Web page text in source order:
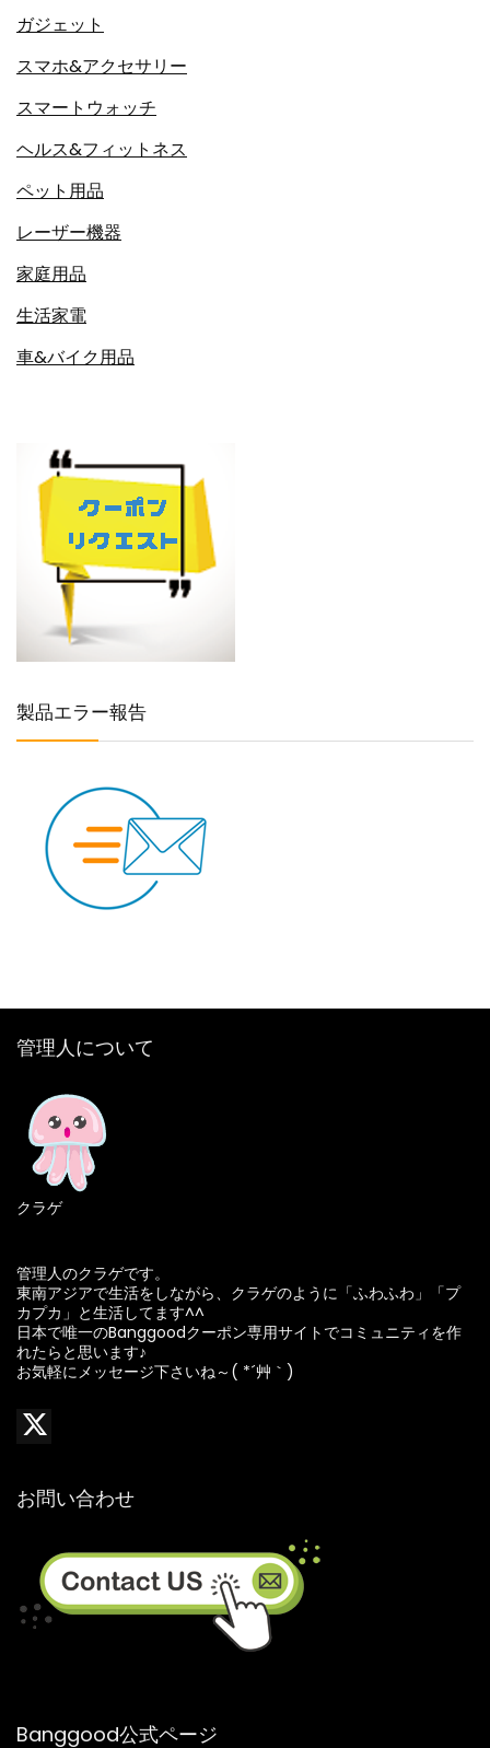
ガジェット
スマホ&アクセサリー
スマートウォッチ
ヘルス&フィットネス
ペット用品
レーザー機器
家庭用品
生活家電
車&バイク用品
製品エラー報告
管理人について
クラゲ
管理人のクラゲです。
東南アジアで生活をしながら、クラゲのように「ふわふわ」「プ
カプカ」と生活してます^^
日本で唯一のBanggoodクーポン専用サイトでコミュニティを作
れたらと思います♪
お気軽にメッセージ下さいね～( *´艸｀)
お問い合わせ
Banggood公式ページ